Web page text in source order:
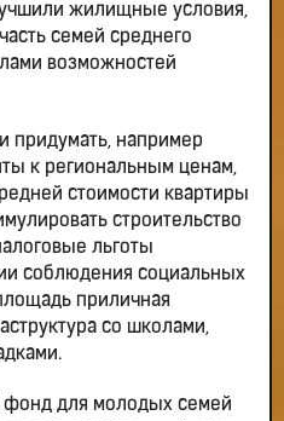
жилищные условия,
семей среднего
возможностей
придумать, например
к региональным ценам,
стоимости квартиры
строительство
льготы
соблюдения социальных
приличная
со школами,
фонд для молодых семей